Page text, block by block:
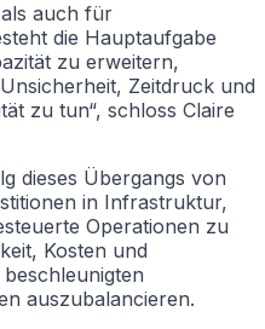
auch für
die Hauptaufgabe
zu erweitern,
Zeitdruck und
zu tun“, schloss Claire
dieses Übergangs von
in Infrastruktur,
Operationen zu
Kosten und
auszubalancieren.